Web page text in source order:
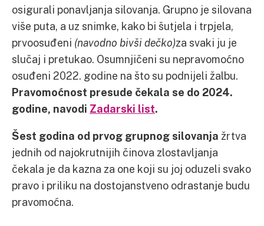
osigurali ponavljanja silovanja. Grupno je silovana
više puta, a uz snimke, kako bi šutjela i trpjela,
prvoosuđeni (navodno bivši dečko)za svaki ju je
slučaj i pretukao. Osumnjičeni su nepravomoćno
osuđeni 2022. godine na što su podnijeli žalbu.
Pravomoćnost presude čekala se do 2024.
godine, navodi Zadarski list.
Šest godina od prvog grupnog silovanja žrtva
jednih od najokrutnijih činova zlostavljanja
čekala je da kazna za one koji su joj oduzeli svako
pravo i priliku na dostojanstveno odrastanje budu
pravomoćna.